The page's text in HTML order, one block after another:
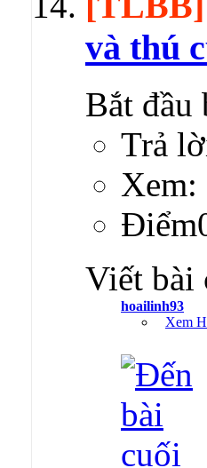
và thú
Bắt đầu
Trả
Xem:
Viết bài
hoailinh93
Xem